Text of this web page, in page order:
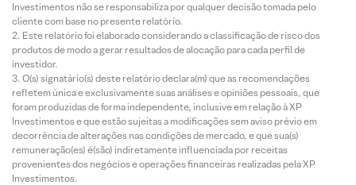
Investimentos não se responsabiliza por qualquer decisão tomada pelo
cliente com base no presente relatório.
Este relatório foi elaborado considerando a classificação de risco dos
produtos de modo a gerar resultados de alocação para cada perfil de
investidor.
O(s) signatário(s) deste relatório declara(m) que as recomendações
refletem única e exclusivamente suas análises e opiniões pessoais, que
foram produzidas de forma independente, inclusive em relação à XP
Investimentos e que estão sujeitas a modificações sem aviso prévio em
decorrência de alterações nas condições de mercado, e que sua(s)
remuneração(es) é(são) indiretamente influenciada por receitas
provenientes dos negócios e operações financeiras realizadas pela XP
Investimentos.